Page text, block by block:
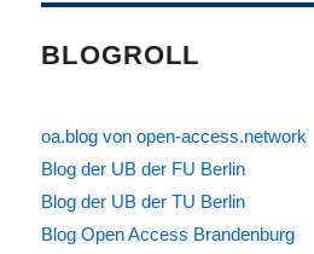
BLOGROLL
oa.blog von open-access.network
Blog der UB der FU Berlin
Blog der UB der TU Berlin
Blog Open Access Brandenburg